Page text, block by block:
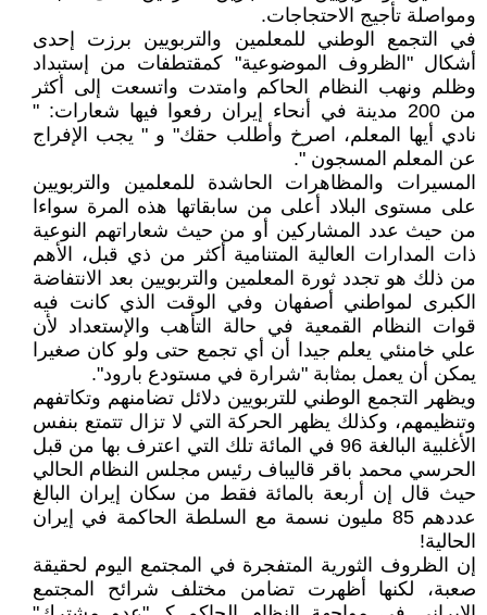
ومواصلة تأجيج الاحتجاجات.
في التجمع الوطني للمعلمين والتربويين برزت إحدى
أشكال "الظروف الموضوعية" كمقتطفات من إستبداد
وظلم ونهب النظام الحاكم وامتدت واتسعت إلى أكثر
من 200 مدينة في أنحاء إيران رفعوا فيها شعارات: "
نادي أيها المعلم، اصرخ وأطلب حقك" و " يجب الإفراج
عن المعلم المسجون ".
المسيرات والمظاهرات الحاشدة للمعلمين والتربويين
على مستوى البلاد أعلى من سابقاتها هذه المرة سواءا
من حيث عدد المشاركين أو من حيث شعاراتهم النوعية
ذات المدارات العالية المتنامية أكثر من ذي قبل، الأهم
من ذلك هو تجدد ثورة المعلمين والتربويين بعد الانتفاضة
الكبرى لمواطني أصفهان وفي الوقت الذي كانت فيه
قوات النظام القمعية في حالة التأهب والإستعداد لأن
علي خامنئي يعلم جيدا أن أي تجمع حتى ولو كان صغيرا
يمكن أن يعمل بمثابة "شرارة في مستودع بارود".
ويظهر التجمع الوطني للتربويين دلائل تضامنهم وتكاتفهم
وتنظيمهم، وكذلك يظهر الحركة التي لا تزال تتمتع بنفس
الأغلبية البالغة 96 في المائة تلك التي اعترف بها من قبل
الحرسي محمد باقر قاليباف رئيس مجلس النظام الحالي
حيث قال إن أربعة بالمائة فقط من سكان إيران البالغ
عددهم 85 مليون نسمة مع السلطة الحاكمة في إيران
الحالية!
إن الظروف الثورية المتفجرة في المجتمع اليوم لحقيقة
صعبة، لكنها أظهرت تضامن مختلف شرائح المجتمع